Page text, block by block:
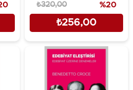
₺256,00
₺320,00 %20